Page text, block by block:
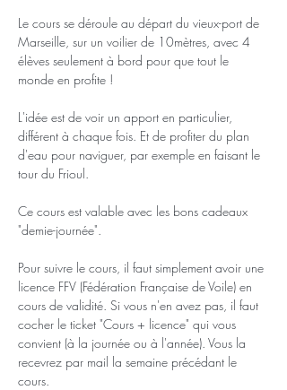
Le cours se déroule au départ du vieux-port de
Marseille, sur un voilier de 10mètres, avec 4
élèves seulement à bord pour que tout le
monde en profite !
L'idée est de voir un apport en particulier,
différent à chaque fois. Et de profiter du plan
d'eau pour naviguer, par exemple en faisant le
tour du Frioul.
Ce cours est valable avec les bons cadeaux
"demie-journée".
Pour suivre le cours, il faut simplement avoir une
licence FFV (Fédération Française de Voile) en
cours de validité. Si vous n'en avez pas, il faut
cocher le ticket "Cours + licence" qui vous
convient (à la journée ou à l'année). Vous la
recevrez par mail la semaine précédant le
cours.